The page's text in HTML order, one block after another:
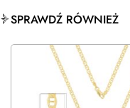
SPRAWDŹ RÓWNIEŻ